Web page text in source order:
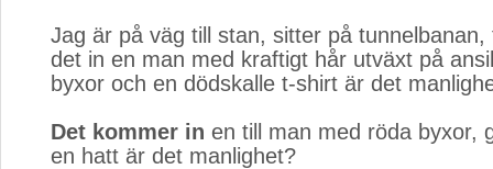
Jag är på väg till stan, sitter på
det in en man med kraftigt hår utväxt på
byxor och en dödskalle t-shirt är det
Det kommer in en till man med röda byxor,
en hatt är det manlighet?